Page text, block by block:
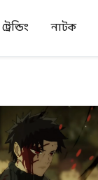
ট্রেন্ডিং নাটক